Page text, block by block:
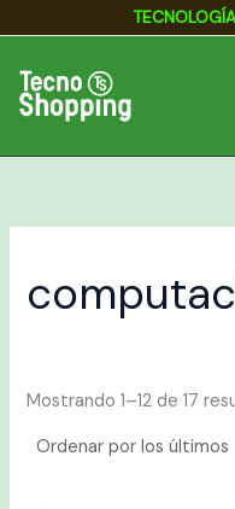
contenido
Mostrando 1–12 de 17